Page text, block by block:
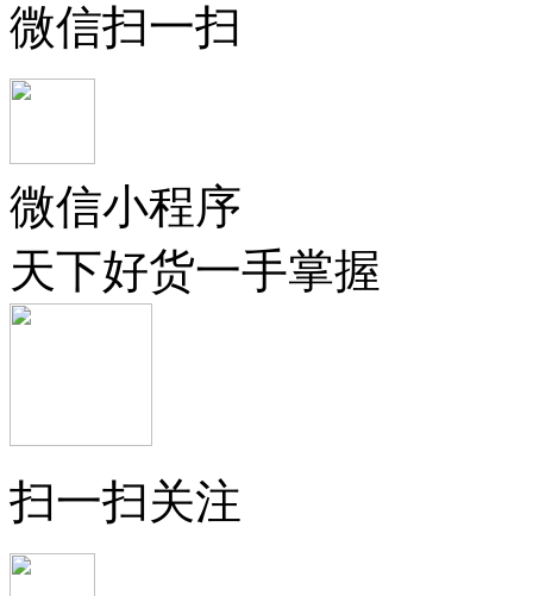
微信扫一扫
微信小程序
天下好货一手掌握
扫一扫关注